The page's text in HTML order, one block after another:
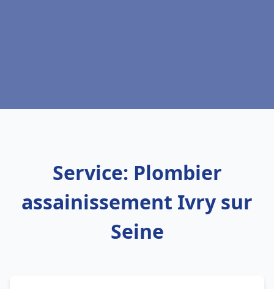
Service: Plombier
assainissement Ivry sur
Seine